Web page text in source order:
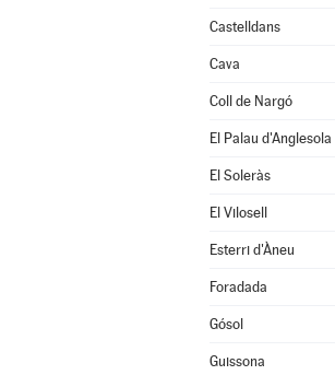
Castelldans
Cava
Coll de Nargó
El Palau d'Anglesola
El Soleràs
El Vilosell
Esterri d'Àneu
Foradada
Gósol
Guissona